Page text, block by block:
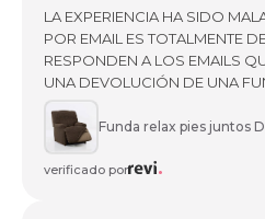
LA EXPERIENCIA HA SIDO
POR EMAIL ES TOTALMENTE
RESPONDEN A LOS EMAILS
UNA DEVOLUCIÓN DE UNA
SILLÓN Y NO ME CONTESTAN
NO COMPRARÉ NADA MAS...
FUNDAS Y COJINES...PERO
PARA SU DEVOLUCIÓN...
Funda relax pies juntos
verificado por